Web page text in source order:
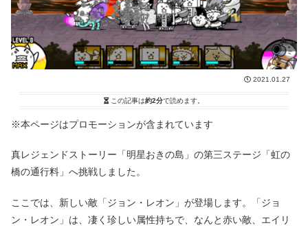
2021.01.27
この記事は約2分で読めます。
※本ページはプロモーションが含まれています
真レジェンドストーリー「明星おきの島」の第三ステージ「虹の
橋の通行料」へ挑戦しました。
ここでは、新しい敵「ジョン・レオン」が登場します。「ジョ
ン・レオン」は、凄く珍しい属性持ちで、なんと赤い敵、エイリ